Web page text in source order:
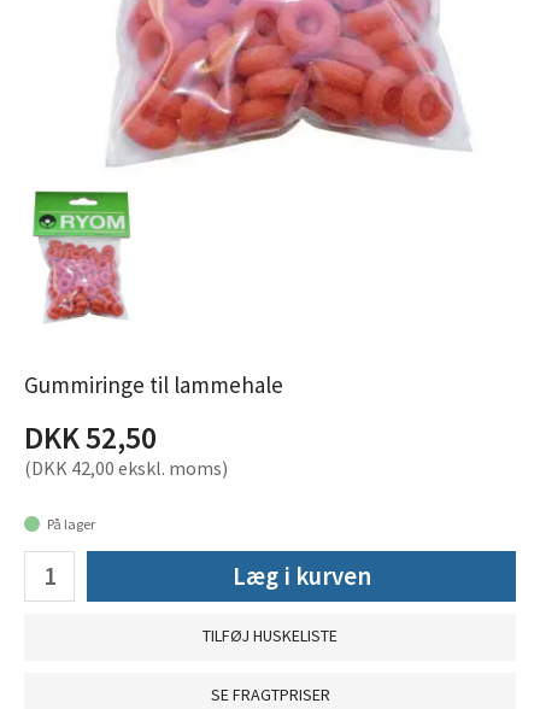
Gummiringe til lammehale
DKK 52,50
(DKK 42,00 ekskl. moms)
På lager
Læg i kurven
TILFØJ HUSKELISTE
SE FRAGTPRISER